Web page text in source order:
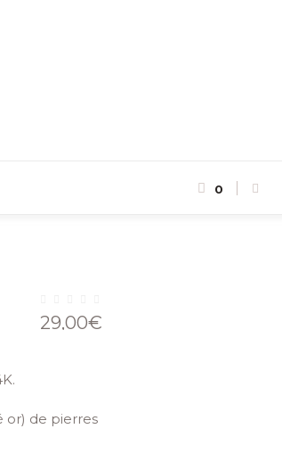
0
29,00€
or) de pierres